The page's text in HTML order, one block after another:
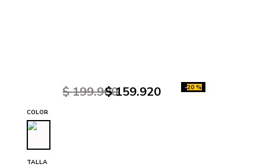
$ 199.900
$ 159.920 -20 %
TALLA
COLOR